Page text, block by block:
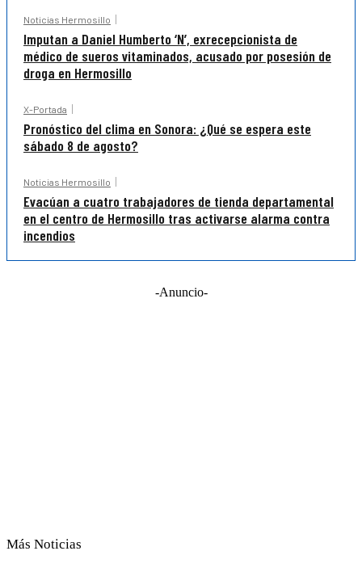
Noticias Hermosillo
Imputan a Daniel Humberto ‘N’, exrecepcionista de
médico de sueros vitaminados, acusado por posesión de
droga en Hermosillo
X-Portada
Pronóstico del clima en Sonora: ¿Qué se espera este
sábado 8 de agosto?
Noticias Hermosillo
Evacúan a cuatro trabajadores de tienda departamental
en el centro de Hermosillo tras activarse alarma contra
incendios
-Anuncio-
Más Noticias